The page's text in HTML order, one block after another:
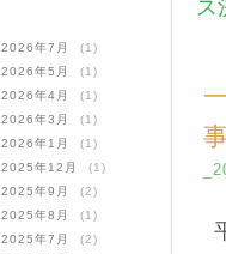
2026年7月
(1)
2026年5月
(1)
2026年4月
(1)
2026年3月
(1)
2026年1月
(1)
2025年12月
(1)
2025年9月
(2)
2025年8月
(1)
2025年7月
(2)